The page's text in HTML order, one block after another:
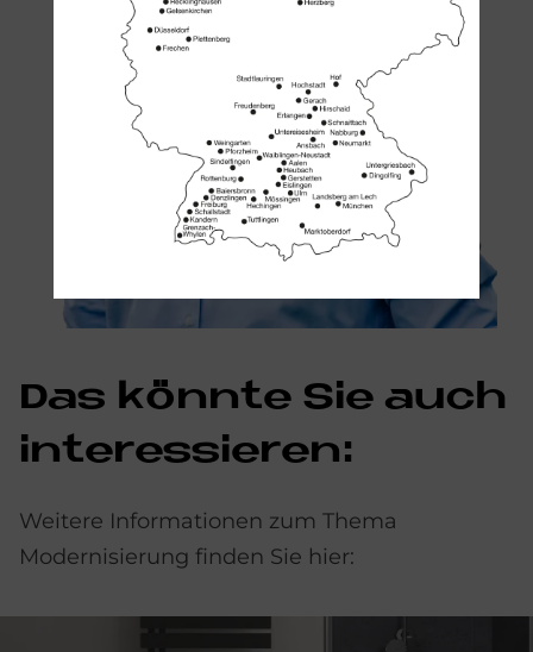
Das könn­te Sie auch
in­ter­es­sie­ren:
Weitere Informationen zum Thema
Modernisierung finden Sie hier: